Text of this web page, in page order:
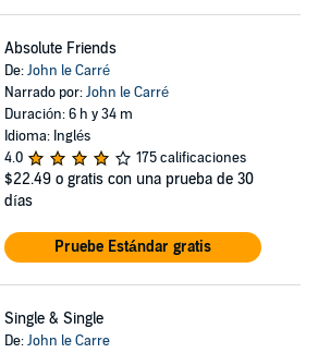
Absolute Friends
De:John le Carré
Narrado por:John le Carré
Duración: 6 h y 34 m
Idioma: Inglés
4.0
175 calificaciones
$22.49 o gratis con una prueba de 30
días
Pruebe Estándar gratis
Single & Single
De:John le Carre